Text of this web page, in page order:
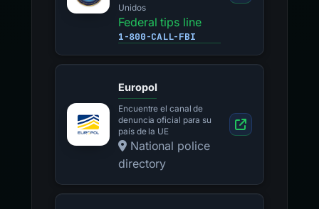
Unidos
Federal tips line
1-800-CALL-FBI
Europol
Encuentre el canal de
denuncia oficial para su
país de la UE
National police
directory